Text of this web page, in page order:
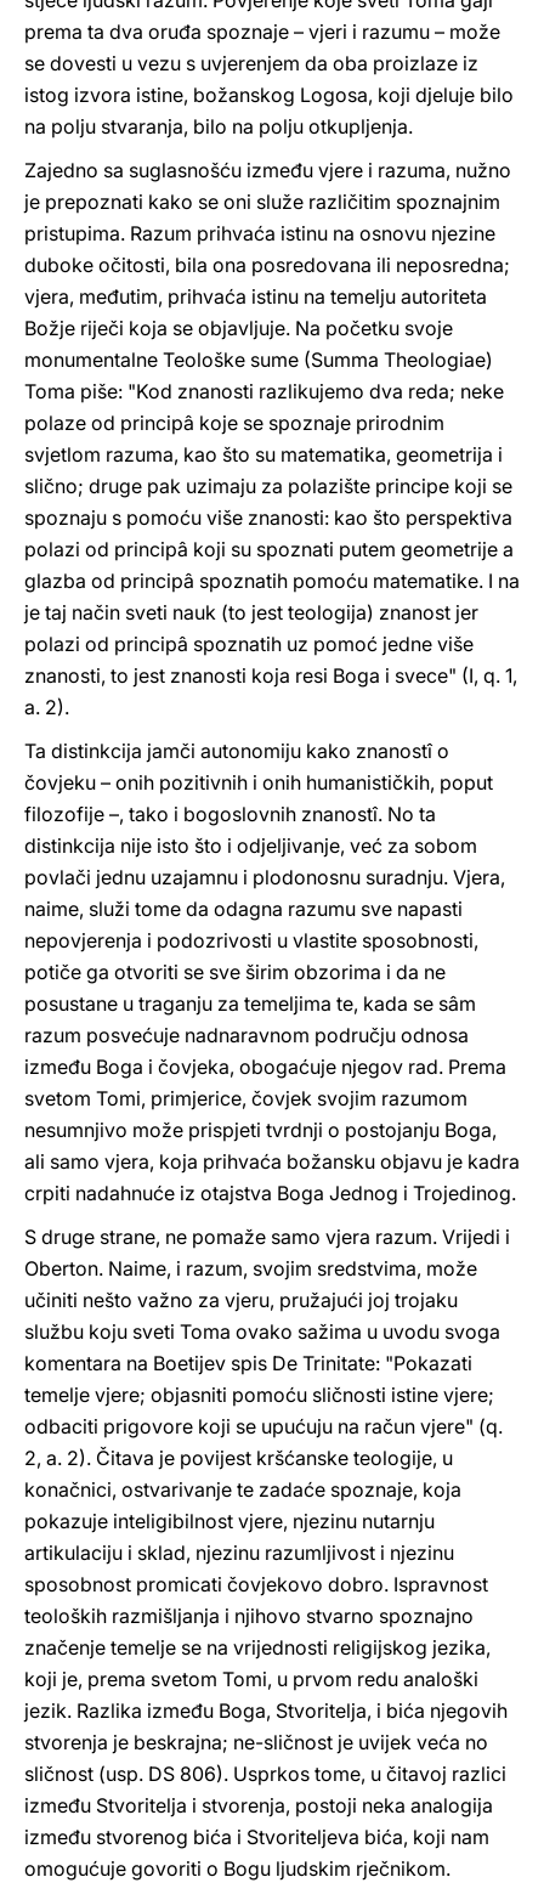
prema ta dva oruđa spoznaje – vjeri i razumu – može
se dovesti u vezu s uvjerenjem da oba proizlaze iz
istog izvora istine, božanskog Logosa, koji djeluje bilo
na polju stvaranja, bilo na polju otkupljenja.
Zajedno sa suglasnošću između vjere i razuma, nužno
je prepoznati kako se oni služe različitim spoznajnim
pristupima. Razum prihvaća istinu na osnovu njezine
duboke očitosti, bila ona posredovana ili neposredna;
vjera, međutim, prihvaća istinu na temelju autoriteta
Božje riječi koja se objavljuje. Na početku svoje
monumentalne Teološke sume (Summa Theologiae)
Toma piše: "Kod znanosti razlikujemo dva reda; neke
polaze od principâ koje se spoznaje prirodnim
svjetlom razuma, kao što su matematika, geometrija i
slično; druge pak uzimaju za polazište principe koji se
spoznaju s pomoću više znanosti: kao što perspektiva
polazi od principâ koji su spoznati putem geometrije a
glazba od principâ spoznatih pomoću matematike. I na
je taj način sveti nauk (to jest teologija) znanost jer
polazi od principâ spoznatih uz pomoć jedne više
znanosti, to jest znanosti koja resi Boga i svece" (I, q. 1,
a. 2).
Ta distinkcija jamči autonomiju kako znanostî o
čovjeku – onih pozitivnih i onih humanističkih, poput
filozofije –, tako i bogoslovnih znanostî. No ta
distinkcija nije isto što i odjeljivanje, već za sobom
povlači jednu uzajamnu i plodonosnu suradnju. Vjera,
naime, služi tome da odagna razumu sve napasti
nepovjerenja i podozrivosti u vlastite sposobnosti,
potiče ga otvoriti se sve širim obzorima i da ne
posustane u traganju za temeljima te, kada se sâm
razum posvećuje nadnaravnom području odnosa
između Boga i čovjeka, obogaćuje njegov rad. Prema
svetom Tomi, primjerice, čovjek svojim razumom
nesumnjivo može prispjeti tvrdnji o postojanju Boga,
ali samo vjera, koja prihvaća božansku objavu je kadra
crpiti nadahnuće iz otajstva Boga Jednog i Trojedinog.
S druge strane, ne pomaže samo vjera razum. Vrijedi i
Oberton. Naime, i razum, svojim sredstvima, može
učiniti nešto važno za vjeru, pružajući joj trojaku
službu koju sveti Toma ovako sažima u uvodu svoga
komentara na Boetijev spis De Trinitate: "Pokazati
temelje vjere; objasniti pomoću sličnosti istine vjere;
odbaciti prigovore koji se upućuju na račun vjere" (q.
2, a. 2). Čitava je povijest kršćanske teologije, u
konačnici, ostvarivanje te zadaće spoznaje, koja
pokazuje inteligibilnost vjere, njezinu nutarnju
artikulaciju i sklad, njezinu razumljivost i njezinu
sposobnost promicati čovjekovo dobro. Ispravnost
teoloških razmišljanja i njihovo stvarno spoznajno
značenje temelje se na vrijednosti religijskog jezika,
koji je, prema svetom Tomi, u prvom redu analoški
jezik. Razlika između Boga, Stvoritelja, i bića njegovih
stvorenja je beskrajna; ne-sličnost je uvijek veća no
sličnost (usp. DS 806). Usprkos tome, u čitavoj razlici
između Stvoritelja i stvorenja, postoji neka analogija
između stvorenog bića i Stvoriteljeva bića, koji nam
omogućuje govoriti o Bogu ljudskim rječnikom.